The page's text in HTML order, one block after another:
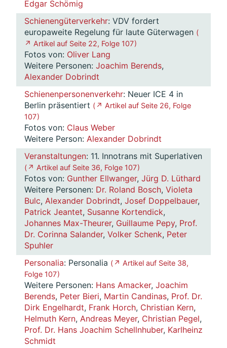
Edgar Schömig
Schienengüterverkehr: VDV fordert
europaweite Regelung für laute Güterwagen (
↗ Artikel auf Seite 22, Folge 107 )
Fotos von: Oliver Lang
Weitere Personen: Joachim Berends,
Alexander Dobrindt
Schienenpersonenverkehr: Neuer ICE 4 in
Berlin präsentiert ( ↗ Artikel auf Seite 26, Folge
107 )
Fotos von: Claus Weber
Weitere Person: Alexander Dobrindt
Veranstaltungen: 11. Innotrans mit Superlativen
( ↗ Artikel auf Seite 36, Folge 107 )
Fotos von: Gunther Ellwanger, Jürg D. Lüthard
Weitere Personen: Dr. Roland Bosch, Violeta
Bulc, Alexander Dobrindt, Josef Doppelbauer,
Patrick Jeantet, Susanne Kortendick,
Johannes Max-Theurer, Guillaume Pepy, Prof.
Dr. Corinna Salander, Volker Schenk, Peter
Spuhler
Personalia: Personalia ( ↗ Artikel auf Seite 38,
Folge 107 )
Weitere Personen: Hans Amacker, Joachim
Berends, Peter Bieri, Martin Candinas, Prof. Dr.
Dirk Engelhardt, Frank Horch, Christian Kern,
Helmuth Kern, Andreas Meyer, Christian Pegel,
Prof. Dr. Hans Joachim Schellnhuber, Karlheinz
Schmidt